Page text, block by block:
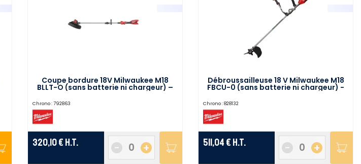
Coupe bordure 18V Milwaukee M18
BLLT-O (sans batterie ni chargeur) –
Chrono :792863
320,10 € H.T. +
-
Débroussailleuse 18 V Milwaukee M18
FBCU-0 (sans batterie ni chargeur) -
Chrono :828132
511,04 € H.T. +
-